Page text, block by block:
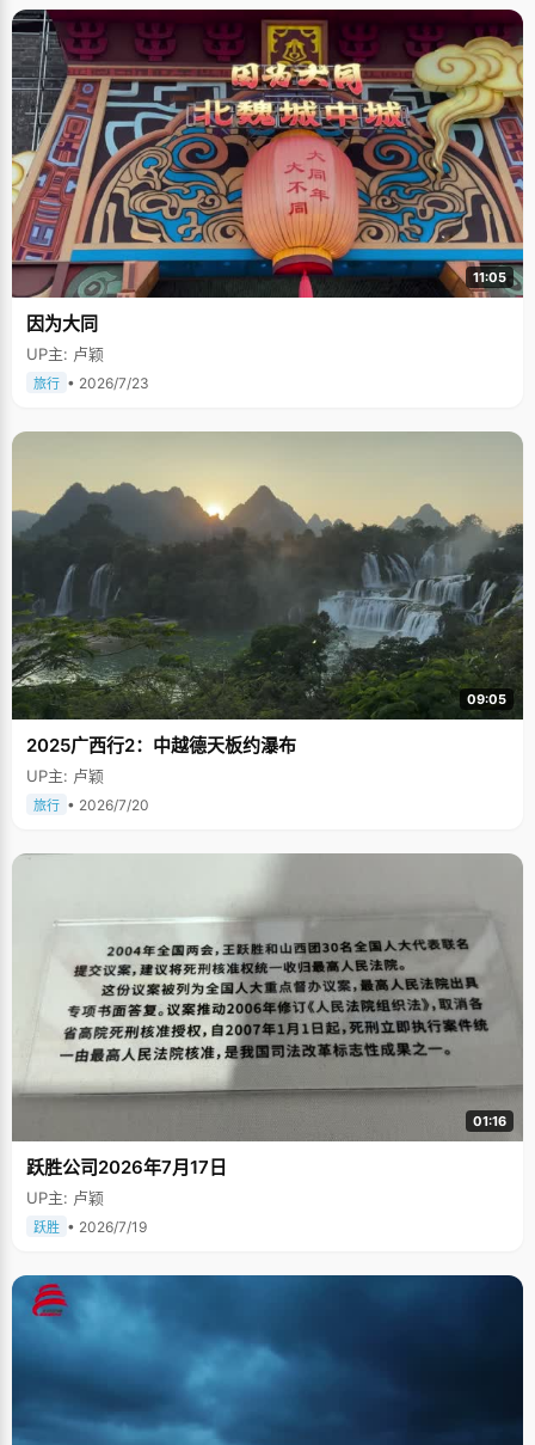
11:05
因为大同
UP主: 卢颖
旅行 • 2026/7/23
09:05
2025广西行2：中越德天板约瀑布
UP主: 卢颖
旅行 • 2026/7/20
01:16
跃胜公司2026年7月17日
UP主: 卢颖
跃胜 • 2026/7/19